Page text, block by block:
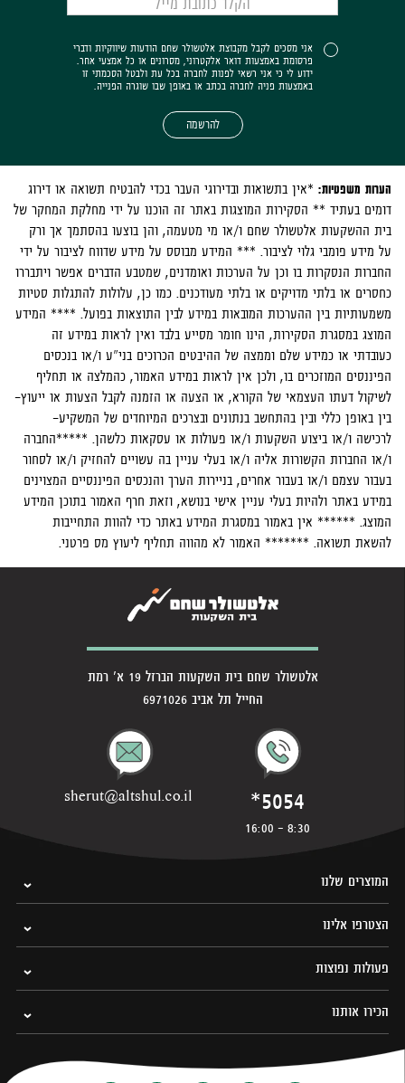
אני מסכים לקבל מקבוצת אלטשולר שחם הודעות שיווקיות ודברי
פרסומת באמצעות דואר אלקטרוני, מסרונים או כל אמצעי אחר.
ידוע לי כי אני רשאי לפנות לחברה בכל עת ולבטל הסכמתי זו
באמצעות פניה לחברה בכתב או באופן שבו שוגרה הפנייה.
להרשמה
הערות משפטיות: *אין בתשואות ובדירוגי העבר בכדי להבטיח תשואה או דירוג
דומים בעתיד ** הסקירות המוצגות באתר זה הוכנו על ידי מחלקת המחקר של
בית ההשקעות אלטשולר שחם ו/או מי מטעמה, והן בוצעו בהסתמך אך ורק
על מידע פומבי גלוי לציבור. *** המידע מבוסס על מידע שדווח לציבור על ידי
החברות הנסקרות בו וכן על הערכות ואומדנים, שמטבע הדברים אפשר ויתבררו
כחסרים או בלתי מדויקים או בלתי מעודכנים. כמו כן, עלולות להתגלות סטיות
משמעותיות בין ההערכות המובאות במידע לבין התוצאות בפועל. **** המידע
המוצג במסגרת הסקירות, הינו חומר מסייע בלבד ואין לראות במידע זה
כעובדתי או כמידע שלם וממצה של ההיבטים הכרוכים בני"ע ו/או בנכסים
הפיננסים המוזכרים בו, ולכן אין לראות במידע האמור, כהמלצה או תחליף
לשיקול דעתו העצמאי של הקורא, או הצעה או הזמנה לקבל הצעות או ייעוץ-
בין באופן כללי ובין בהתחשב בנתונים ובצרכים המיוחדים של המשקיע-
לרכישה ו/או ביצוע השקעות ו/או פעולות או עסקאות כלשהן. *****החברה
ו/או החברות הקשורות אליה ו/או בעלי עניין בה עשויים להחזיק ו/או לסחור
בעבור עצמם ו/או בעבור אחרים, בניירות הערך והנכסים הפיננסיים המצוינים
במידע באתר ולהיות בעלי עניין אישי בנושא, וזאת חרף האמור בתוכן המידע
המוצג. ****** אין באמור במסגרת המידע באתר כדי להוות התחייבות
להשאת תשואה. ******* האמור לא מהווה תחליף ליעוץ מס פרטני.
אלטשולר שחם בית השקעות הברזל 19 א' רמת
החייל תל אביב 6971026
*5054
8:30 - 16:00
sherut@altshul.co.il
המוצרים שלנו
הצטרפו אלינו
פעולות נפוצות
הכירו אותנו